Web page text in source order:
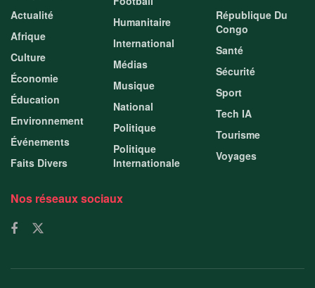
Actualité
Afrique
Culture
Économie
Éducation
Environnement
Événements
Faits Divers
Humanitaire
International
Médias
Musique
National
Politique
Politique
Internationale
République Du
Congo
Santé
Sécurité
Sport
Tech IA
Tourisme
Voyages
Nos réseaux sociaux